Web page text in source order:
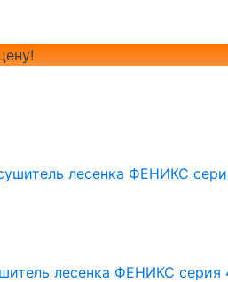
лесенка ФЕНИКС серия